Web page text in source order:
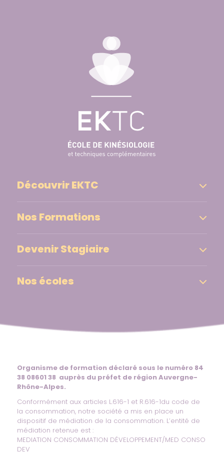
Découvrir EKTC
Nos Formations
Devenir Stagiaire
Nos écoles
Organisme de formation déclaré sous le numéro 84
38 08601 38 auprès du préfet de région Auvergne-
Rhône-Alpes.
Conformément aux articles L.616-1 et R.616-1du code de
la consommation, notre société a mis en place un
dispositif de médiation de la consommation. L’entité de
médiation retenue est :
MEDIATION CONSOMMATION DÉVELOPPEMENT/MED CONSO
DEV